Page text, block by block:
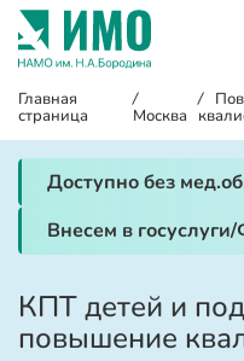
Главная
страница
/
Москва
/
Доступно без
Внесем в
КПТ детей и
повышение